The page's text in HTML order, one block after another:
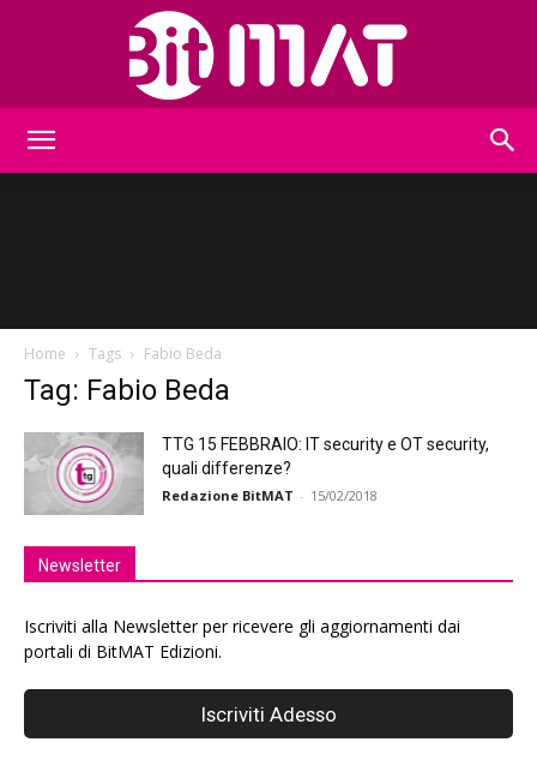
Home Tags Fabio Beda
Tag: Fabio Beda
TTG 15 FEBBRAIO: IT security e OT security,
quali differenze?
Redazione BitMAT - 15/02/2018
Newsletter
Iscriviti alla Newsletter per ricevere gli aggiornamenti dai
portali di BitMAT Edizioni.